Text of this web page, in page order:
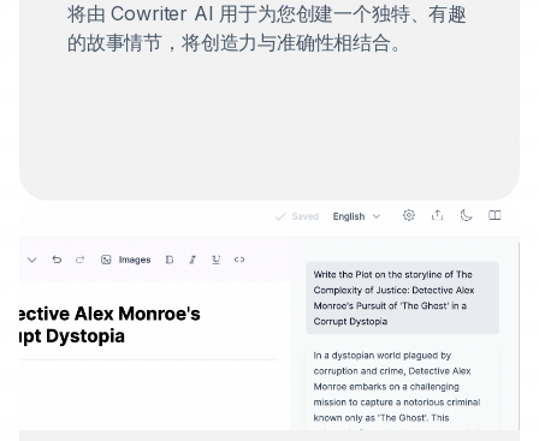
将由 Cowriter AI 用于为您创建一个独特、有趣
的故事情节，将创造力与准确性相结合。